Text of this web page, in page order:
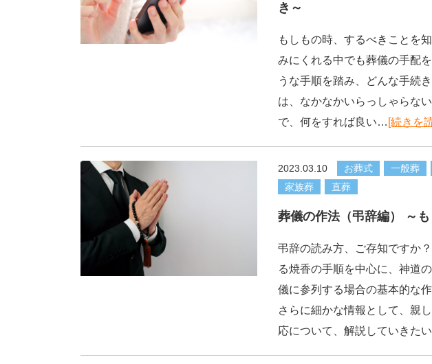
き～
もしもの時、するべきことを
みにくれる中でも葬儀の手配
うな手順を踏み、どんな手続
は、なかなかいらっしゃらな
で、何をすれば良い… [続きを
2023.03.10 お葬式 一般葬
家族葬
直葬
葬儀の作法（弔辞編） ～
弔辞の読み方、ご存知ですか
る焼香の手順を中心に、神道
儀に参列する場合の基本的な
さらに細かな情報として、親
応について、解説していきた